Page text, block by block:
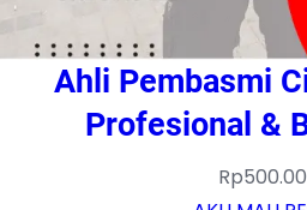
Ahli Pembasmi
Profesional &
Rp